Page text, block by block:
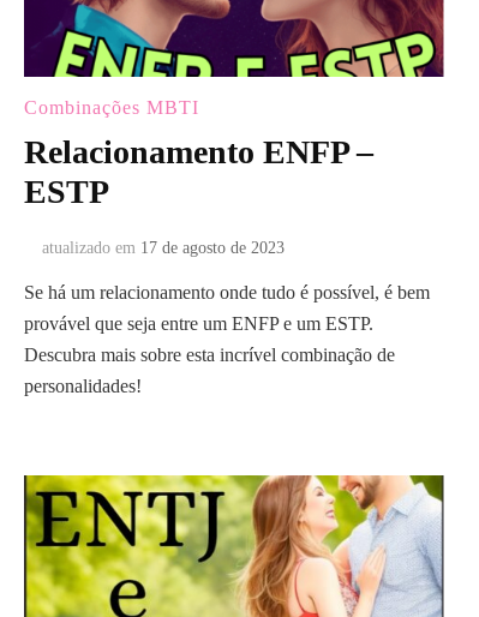
Combinações MBTI
Relacionamento ENFP –
ESTP
atualizado em 17 de agosto de 2023
Se há um relacionamento onde tudo é possível, é bem
provável que seja entre um ENFP e um ESTP.
Descubra mais sobre esta incrível combinação de
personalidades!